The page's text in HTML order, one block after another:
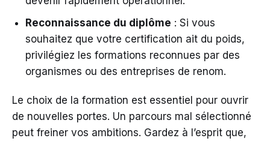
Reconnaissance du diplôme : Si vous
souhaitez que votre certification ait du poids,
privilégiez les formations reconnues par des
organismes ou des entreprises de renom.
Le choix de la formation est essentiel pour ouvrir
de nouvelles portes. Un parcours mal sélectionné
peut freiner vos ambitions. Gardez à l’esprit que,